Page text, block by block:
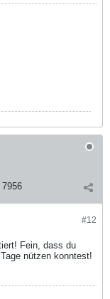
7956
#12
Fein, dass du
nützen konntest!